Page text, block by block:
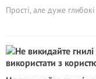
Прості, але дуже